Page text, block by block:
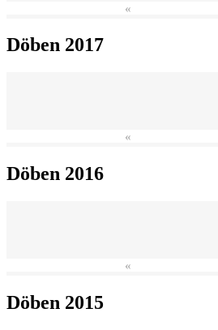
«
Döben 2017
«
Döben 2016
«
Döben 2015